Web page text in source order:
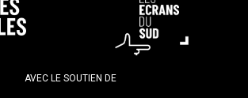
AVEC LE SOUTIEN DE